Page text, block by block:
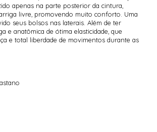
apenas na parte posterior da cintura,
livre, promovendo muito conforto. Uma
seus bolsos nas laterais. Além de ter
e anatômica de ótima elasticidade, que
e total liberdade de movimentos durante as